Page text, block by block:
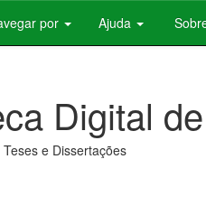
por Ajuda
Digital
e Dissertações